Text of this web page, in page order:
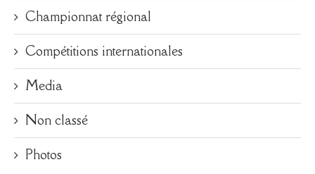
Championnat régional
Compétitions internationales
Media
Non classé
Photos